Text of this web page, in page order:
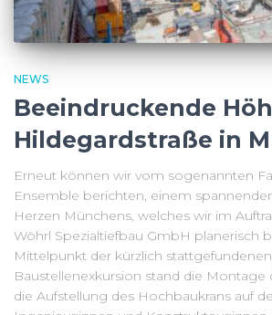
NEWS
Beeindruckende
Hildegardstraße in
Erneut können wir vom sogenannten
Ensemble berichten, einem
Herzen Münchens, welches wir im
Wöhrl Spezialtiefbau GmbH planerisch
Mittelpunkt der kürzlich stattgefundenen
Baustellenexkursion stand die Montage
die Aufstellung des Hochbaukrans auf